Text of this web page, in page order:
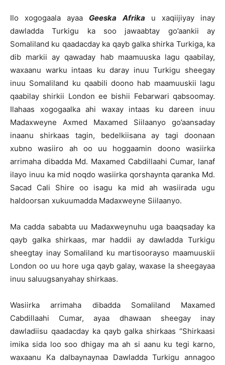
Ilo xogogaala ayaa Geeska Afrika u xaqiijiyay inay
dawladda Turkigu ka soo jawaabtay go’aankii ay
Somaliland ku qaadacday ka qayb galka shirka Turkiga, ka
dib markii ay qawaday hab maamuuska lagu qaabilay,
waxaanu warku intaas ku daray inuu Turkigu sheegay
inuu Somaliland ku qaabili doono hab maamuuskii lagu
qaabilay shirkii London ee bishii Febarwari qabsoomay.
Ilahaas xogogaalka ahi waxay intaas ku dareen inuu
Madaxweyne Axmed Maxamed Siilaanyo go’aansaday
inaanu shirkaas tagin, bedelkiisana ay tagi doonaan
xubno wasiiro ah oo uu hoggaamin doono wasiirka
arrimaha dibadda Md. Maxamed Cabdillaahi Cumar, lanaf
ilayo inuu ka mid noqdo wasiirka qorshaynta qaranka Md.
Sacad Cali Shire oo isagu ka mid ah wasiirada ugu
haldoorsan xukuumadda Madaxweyne Siilaanyo.
Ma cadda sababta uu Madaxweynuhu uga baaqsaday ka
qayb galka shirkaas, mar haddii ay dawladda Turkigu
sheegtay inay Somaliland ku martisoorayso maamuuskii
London oo uu hore uga qayb galay, waxase la sheegayaa
inuu saluugsanyahay shirkaas.
Wasiirka arrimaha dibadda Somaliland Maxamed
Cabdillaahi Cumar, ayaa dhawaan sheegay inay
dawladiisu qaadacday ka qayb galka shirkaas “Shirkaasi
imika sida loo soo dhigay ma ah si aanu ku tegi karno,
waxaanu Ka dalbaynaynaa Dawladda Turkigu annagoo